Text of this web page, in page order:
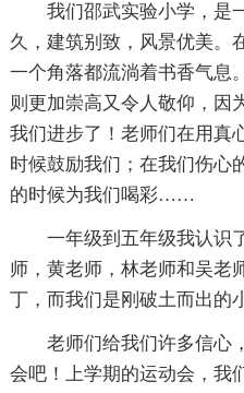
我们邵武实验小学，是
久，建筑别致，风景优美。
一个角落都流淌着书香气息
则更加崇高又令人敬仰，因
我们进步了！老师们在用真
时候鼓励我们；在我们伤心
的时候为我们喝彩……
一年级到五年级我认识
师，黄老师，林老师和吴老
丁，而我们是刚破土而出的
老师们给我们许多信心
会吧！上学期的运动会，我